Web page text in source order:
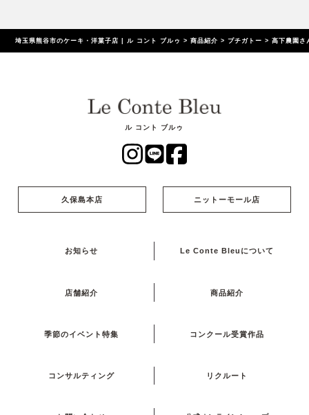
埼玉県熊谷市のケーキ・洋菓子店 | ル コント ブルゥ >商品紹介 >プチガトー >高下農園さ
ル コント ブルゥ
久保島本店 ニットーモール店
お知らせ Le Conte Bleuについて
店舗紹介 商品紹介
季節のイベント特集 コンクール受賞作品
コンサルティング リクルート